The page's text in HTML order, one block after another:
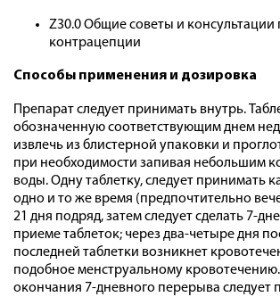
Z30.0 Общие советы и консультации
контрацепции
Способы применения и дозировка
Препарат следует принимать внутрь.
обозначенную соответствующим днем
извлечь из блистерной упаковки и
при необходимости запивая небольшим
воды. Одну таблетку, следует принимать
одно и то же время (предпочтительно
21 дня подряд, затем следует сделать 7-
приеме таблеток; через два-четыре дня
последней таблетки возникнет
подобное менструальному
окончания 7-дневного перерыва следует